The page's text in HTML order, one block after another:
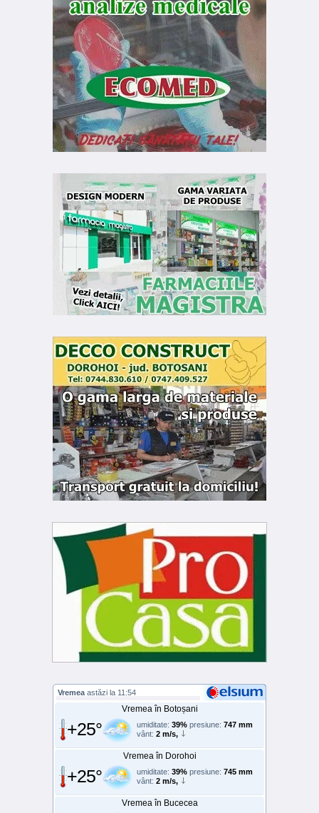
Vremea astăzi la 11:54
Vremea în Botoșani
+25° umiditate: 39% presiune: 747 mm
vânt: 2 m/s,
Vremea în Dorohoi
+25° umiditate: 39% presiune: 745 mm
vânt: 2 m/s,
Vremea în Bucecea